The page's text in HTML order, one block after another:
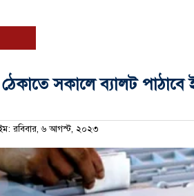
সকালে ব্যালট পাঠাবে
রবিবার, ৬ আগস্ট, ২০২৩